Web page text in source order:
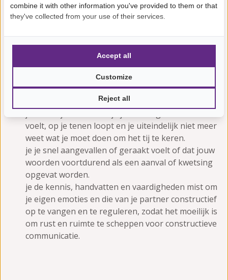
misverstanden, zwijgen of afstandelijkheid.
je steeds vaker vanbinnen of vanbuiten geërgerd
waar dat vandaan komt.
je de gelijkwaardige emotionele wederkerigheid
mist en je geen idee hebt wat je partner met
emotionele verbondenheid bedoelt, wat die van je
vraagt en hoe je dat dan doet.
je telkens de verbinding met je partner én met
voelt, op je tenen loopt en je uiteindelijk niet meer
weet wat je moet doen om het tij te keren.
je je snel aangevallen of geraakt voelt of dat jouw
woorden voortdurend als een aanval of kwetsing
opgevat worden.
je de kennis, handvatten en vaardigheden mist om
je eigen emoties en die van je partner constructief
op te vangen en te reguleren, zodat het moeilijk is
om rust en ruimte te scheppen voor constructieve
communicatie.
combine it with other information you've provided to them or that
they've collected from your use of their services.
Reject all
Customize
Accept all